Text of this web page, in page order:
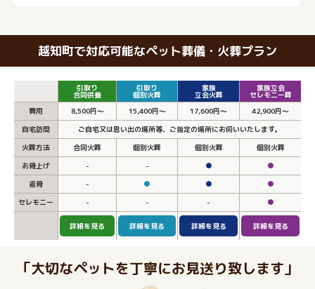
越知町で対応可能なペット葬儀・火葬プラン
引取り
合同供養
引取り
個別火葬
家族
立会火葬
家族立会
セレモニー葬
費用
8,500円～ 15,400円～ 17,600円～
42,900円～
自宅訪問
ご自宅又は思い出の場所等、ご指定の場所にお伺いいたします。
火葬方法
合同火葬 個別火葬 個別火葬
個別火葬
お骨上げ
- - ●
●
返骨
- ● ●
●
セレモニー
- - - ●
詳細を見る 詳細を見る 詳細を見る 詳細を見る
「大切なペットを丁寧にお見送り致します」